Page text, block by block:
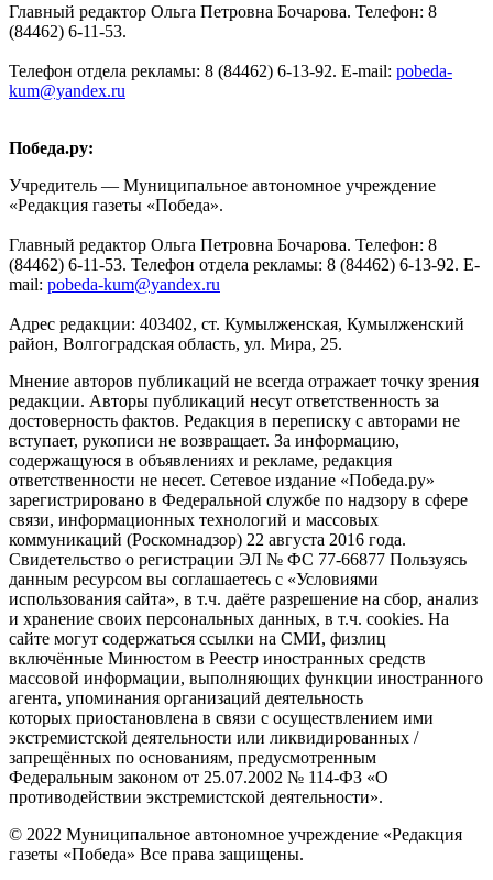
Главный редактор Ольга Петровна Бочарова. Телефон: 8
(84462) 6-11-53.
Телефон отдела рекламы: 8 (84462) 6-13-92. E-mail: pobeda-
kum@yandex.ru
Победа.ру:
Учредитель — Муниципальное автономное учреждение
«Редакция газеты «Победа».
Главный редактор Ольга Петровна Бочарова. Телефон: 8
(84462) 6-11-53. Телефон отдела рекламы: 8 (84462) 6-13-92. E-
mail: pobeda-kum@yandex.ru
Адрес редакции: 403402, ст. Кумылженская, Кумылженский
район, Волгоградская область, ул. Мира, 25.
Мнение авторов публикаций не всегда отражает точку зрения
редакции. Авторы публикаций несут ответственность за
достоверность фактов. Редакция в переписку с авторами не
вступает, рукописи не возвращает. За информацию,
содержащуюся в объявлениях и рекламе, редакция
ответственности не несет. Сетевое издание «Победа.ру»
зарегистрировано в Федеральной службе по надзору в сфере
связи, информационных технологий и массовых
коммуникаций (Роскомнадзор) 22 августа 2016 года.
Свидетельство о регистрации ЭЛ № ФС 77-66877 Пользуясь
данным ресурсом вы соглашаетесь с «Условиями
использования сайта», в т.ч. даёте разрешение на сбор, анализ
и хранение своих персональных данных, в т.ч. cookies. На
сайте могут содержаться ссылки на СМИ, физлиц
включённые Минюстом в Реестр иностранных средств
массовой информации, выполняющих функции иностранного
агента, упоминания организаций деятельность
которых приостановлена в связи с осуществлением ими
экстремистской деятельности или ликвидированных /
запрещённых по основаниям, предусмотренным
Федеральным законом от 25.07.2002 № 114-ФЗ «О
противодействии экстремистской деятельности».
© 2022 Муниципальное автономное учреждение «Редакция
газеты «Победа» Все права защищены.